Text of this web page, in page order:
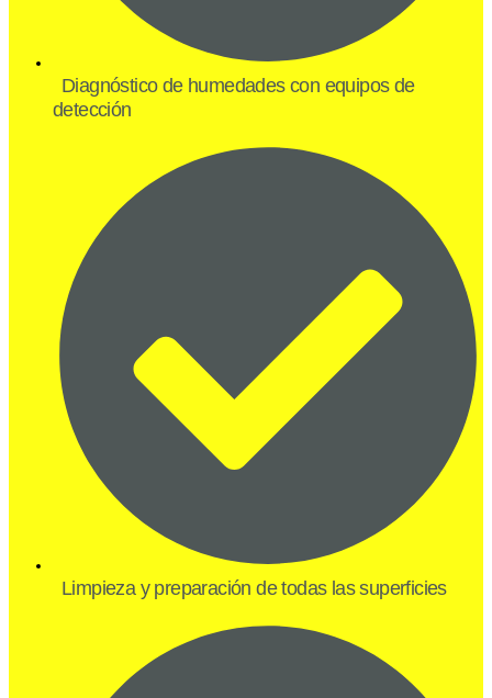
Diagnóstico de humedades con equipos de
detección
Limpieza y preparación de todas las superficies